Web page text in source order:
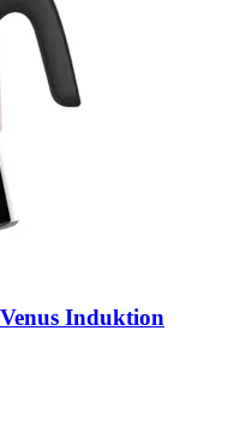
Induktion